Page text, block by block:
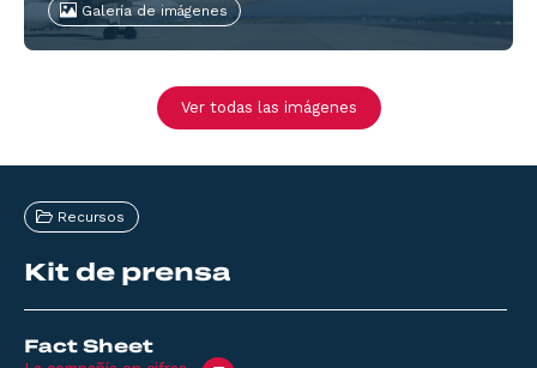
Galería de imágenes
Ver todas las imágenes
Recursos
Kit de prensa
Fact Sheet